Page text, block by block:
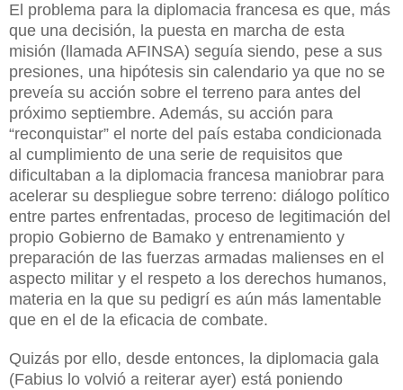
El problema para la diplomacia francesa es que, más
que una decisión, la puesta en marcha de esta
misión (llamada AFINSA) seguía siendo, pese a sus
presiones, una hipótesis sin calendario ya que no se
preveía su acción sobre el terreno para antes del
próximo septiembre. Además, su acción para
“reconquistar” el norte del país estaba condicionada
al cumplimiento de una serie de requisitos que
dificultaban a la diplomacia francesa maniobrar para
acelerar su despliegue sobre terreno: diálogo político
entre partes enfrentadas, proceso de legitimación del
propio Gobierno de Bamako y entrenamiento y
preparación de las fuerzas armadas malienses en el
aspecto militar y el respeto a los derechos humanos,
materia en la que su pedigrí es aún más lamentable
que en el de la eficacia de combate.
Quizás por ello, desde entonces, la diplomacia gala
(Fabius lo volvió a reiterar ayer) está poniendo